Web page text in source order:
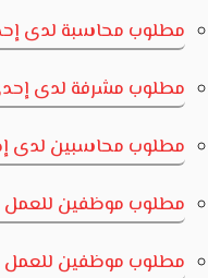
مطلوب محاسبة لدى
مطلوب مشرفة لدى
مطلوب محاسبين لدى
مطلوب موظفين للعمل
مطلوب موظفين